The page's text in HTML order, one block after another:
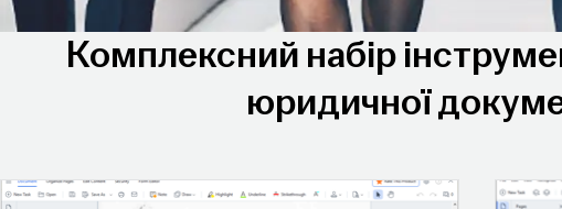
Комплексний набір
юридичної